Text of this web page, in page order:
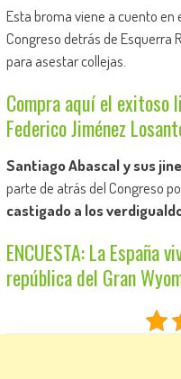
Esta broma viene a cuento en
Congreso detrás de Esquerra
para asestar collejas.
Compra aquí el exitoso
Federico Jiménez
Santiago Abascal y sus
parte de atrás del Congreso
castigado a los
ENCUESTA: La España
república del Gran